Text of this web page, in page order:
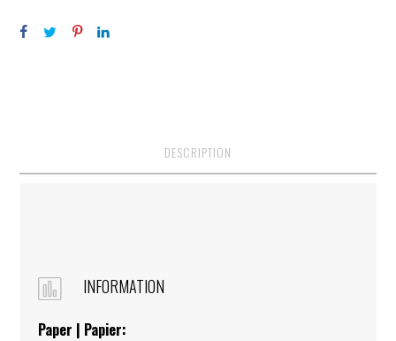
3
0
DESCRIPTION
INFORMATION
Paper | Papier: